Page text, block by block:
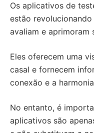
Os aplicativos de
estão
avaliam e aprimoram
Eles oferecem uma
casal e fornecem
conexão e a
No entanto, é
aplicativos são